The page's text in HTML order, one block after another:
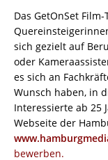
Das GetOnSet
sich gezielt auf
oder
es sich an
Wunsch haben, in
Interessierte ab 25
Webseite der
bewerben.